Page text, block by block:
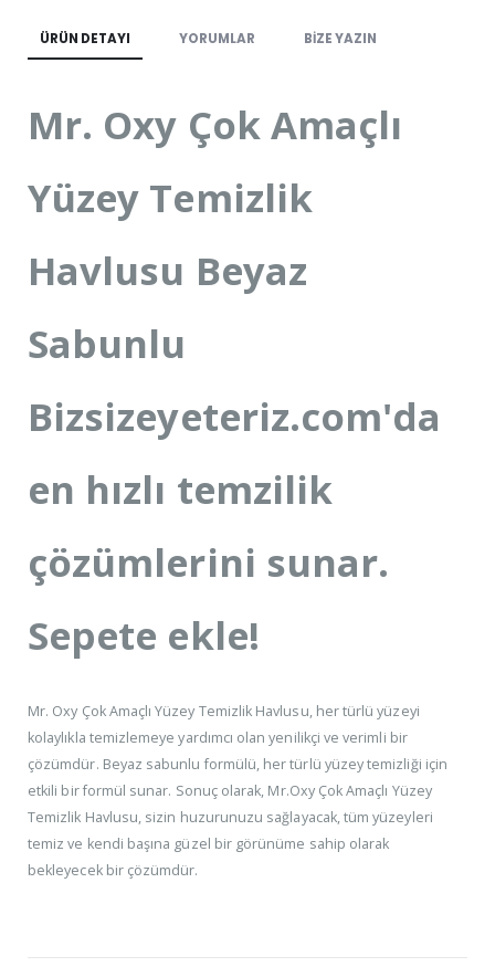
ÜRÜN DETAYI YORUMLAR BIZE YAZIN
Mr. Oxy Çok Amaçlı
Yüzey Temizlik
Havlusu Beyaz
Sabunlu
Bizsizeyeteriz.com'da
en hızlı temzilik
çözümlerini sunar.
Sepete ekle!
Mr. Oxy Çok Amaçlı Yüzey Temizlik Havlusu, her türlü yüzeyi
kolaylıkla temizlemeye yardımcı olan yenilikçi ve verimli bir
çözümdür. Beyaz sabunlu formülü, her türlü yüzey temizliği için
etkili bir formül sunar. Sonuç olarak, Mr.Oxy Çok Amaçlı Yüzey
Temizlik Havlusu, sizin huzurunuzu sağlayacak, tüm yüzeyleri
temiz ve kendi başına güzel bir görünüme sahip olarak
bekleyecek bir çözümdür.